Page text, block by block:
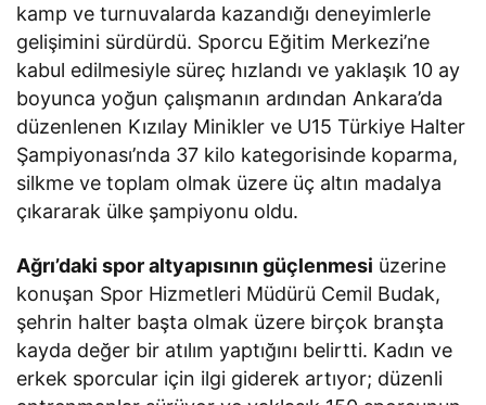
kamp ve turnuvalarda kazandığı deneyimlerle
gelişimini sürdürdü. Sporcu Eğitim Merkezi’ne
kabul edilmesiyle süreç hızlandı ve yaklaşık 10 ay
boyunca yoğun çalışmanın ardından Ankara’da
düzenlenen Kızılay Minikler ve U15 Türkiye Halter
Şampiyonası’nda 37 kilo kategorisinde koparma,
silkme ve toplam olmak üzere üç altın madalya
çıkararak ülke şampiyonu oldu.
Ağrı’daki spor altyapısının güçlenmesi üzerine
konuşan Spor Hizmetleri Müdürü Cemil Budak,
şehrin halter başta olmak üzere birçok branşta
kayda değer bir atılım yaptığını belirtti. Kadın ve
erkek sporcular için ilgi giderek artıyor; düzenli